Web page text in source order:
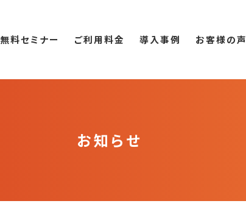
無料セミナー ご利用料金 導入事例 お客様の
お知らせ